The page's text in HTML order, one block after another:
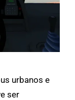
urbanos e
ser